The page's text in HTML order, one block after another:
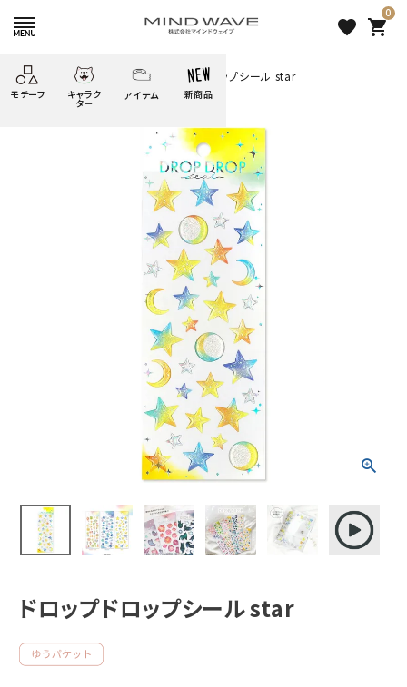
favorite
0
shopping_cart
モチーフ
どうぶつ
キャラク
タ－
しばんばん
ごろごろ
にゃんすけ
ぴよこ豆
うさぎの
ムーちゃん
だっとちゃん ばいばいべあ
ようこそ
かわうそ
ゆるあにまる
ツンダちゃん ウサコレフレンズ
一期一会 その他
アイテム
シール
ふせん
文具小物
雑貨
新商品
絞り込み検索
人気商品から探す
モチーフから探す
アイテムから探す
HOME すべての商品 ドロップドロップシール star
ドロップドロップシール star